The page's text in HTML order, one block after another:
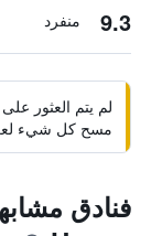
9.3 منفرد
لم يتم العثور
مسح كل شيء